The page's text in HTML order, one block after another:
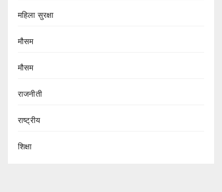
महिला सुरक्षा
मौसम
मौसम
राजनीती
राष्ट्रीय
शिक्षा